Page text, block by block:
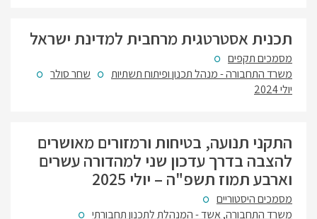
תכנית אסטרטגית מרחבית למדינת ישראל
מסמכים תקפים
משרד התחבורה - מנהל תכנון ופיתוח תשתיות
שחר סולר
יולי 2024
התקני תנועה, בטיחות ורמזורים מאושרים
להצבה בדרך עדכון שני למהדורה עשרים
וארבע תמוז תשפ"ה – יולי 2025
מסמכים היסטוריים
משרד התחבורה, אשד - המנהלת לתכנון תחבורתי